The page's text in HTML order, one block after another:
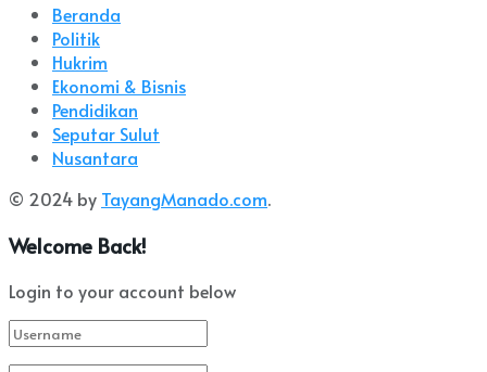
Beranda
Politik
Hukrim
Ekonomi & Bisnis
Pendidikan
Seputar Sulut
Nusantara
© 2024 by TayangManado.com.
Welcome Back!
Login to your account below